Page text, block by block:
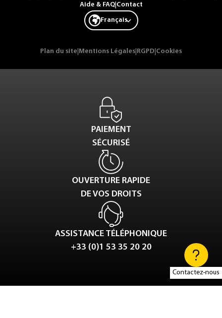
Contactez-nous
Aide & FAQ| Contact
Français
Plan du site Mentions Légales RGPD Cookies
PAIEMENT
SÉCURISÉ
OUVERTURE RAPIDE
DE VOS DROITS
ASSISTANCE TÉLÉPHONIQUE
+33 (0)1 53 35 20 20